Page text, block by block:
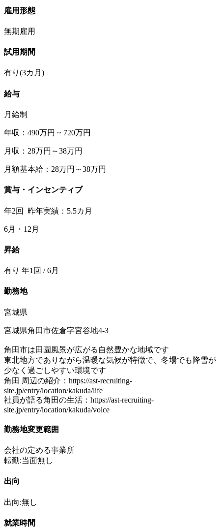
雇用形態
無期雇用
試用期間
有り(3カ月)
給与
月給制
年収：490万円 ~ 720万円
月収：28万円～38万円
月額基本給：28万円～38万円
賞与・インセンティブ
年2回 昨年実績：5.5カ月
6月・12月
昇給
有り 年1回 / 6月
勤務地
宮城県
宮城県角田市佐倉字宮谷地4-3
角田市は田園風景が広がる自然豊かな地域です
東北地方でありながら温暖な気候が特徴で、冬場でも降雪が
少なく過ごしやすい環境です
角田 周辺の紹介：https://ast-recruiting-
site.jp/entry/location/kakuda/life
社員が語る角田の生活：https://ast-recruiting-
site.jp/entry/location/kakuda/voice
勤務地変更範囲
会社の定める事業所
転勤:当面無し
出向
出向:無し
就業時間